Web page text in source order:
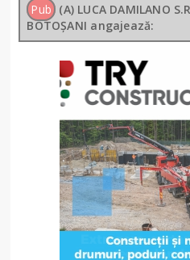
Pub (A) LUCA DAMILANO
BOTOȘANI angajează: